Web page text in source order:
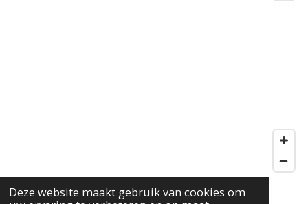
Deze website maakt gebruik van cookies om